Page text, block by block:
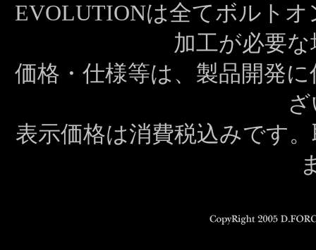
EVOLUTIONは全てボルト
加工が必要
価格・仕様等は、製品開発
表示価格は消費税込みです